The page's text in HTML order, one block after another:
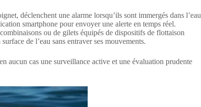
déclenchent une alarme lorsqu’ils sont immergés dans l’eau
smartphone pour envoyer une alerte en temps réel.
ou de gilets équipés de dispositifs de flottaison
de l’eau sans entraver ses mouvements.
aucun cas une surveillance active et une évaluation prudente